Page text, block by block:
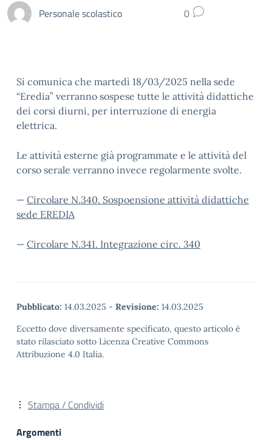
Personale scolastico 0
Si comunica che martedì 18/03/2025 nella sede
“Eredia” verranno sospese tutte le attività didattiche
dei corsi diurni, per interruzione di energia
elettrica.
Le attività esterne già programmate e le attività del
corso serale verranno invece regolarmente svolte.
— Circolare N.340. Sospoensione attività didattiche
sede EREDIA
— Circolare N.341. Integrazione circ. 340
Pubblicato: 14.03.2025 - Revisione: 14.03.2025
Eccetto dove diversamente specificato, questo articolo è
stato rilasciato sotto Licenza Creative Commons
Attribuzione 4.0 Italia.
Stampa / Condividi
Argomenti